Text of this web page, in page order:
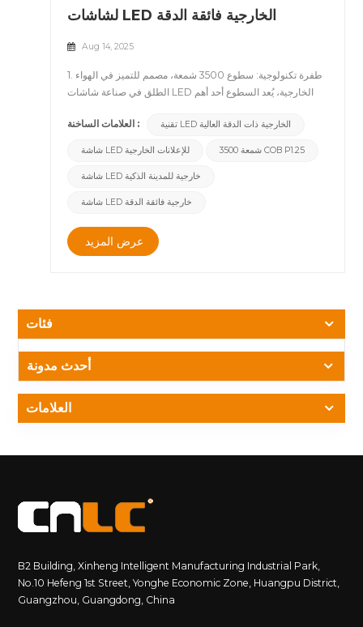
لشاشات LED الخارجية فائقة الدقة
Aug 14, 2025
1. طفرة تكنولوجية: سطوع 3500 شمعة، مصمم للتميز في الهواء
الطلق في صناعة شاشات LED الخارجية، يُعد السطوع أحد أهم
السوق 2000&ndash;3000 شمعة للاستخدام الخارجي -
دائمًا كافيًا للحفاظ على الوضوح الشديد تحت الإضاءة الشديدة.
أحدث أخبار CNLC وحدة COB P1.25 عالية السطوعبفضل تقنيات
ذلك 3500 شمعة السطوع وحصل على شهادات الأداء الخارجية
الصارمة. وتضمن هذه القفزة الكبيرة رؤية استثنائية حتى تحت أشعة
الشمس القوية في منتصف النهار، مع الحفاظ على الألوان الزاهية
الخارجية إمكانية القراءة طوال اليوم يضمن السطوع العالي مع
متأخر من المساء. الحماية الشاملة للبيئات القاسية إن التغليف
المتكامل بالكامل لـ COB يزيل حبات المصباح المكشوفة، مما
يحسن بشكل كبير من الأداء المقاوم للغبار والماء والصدمات - وهو
مثالي للمواقع الخارجية الرطبة والمليئة بالغبار والتي تتعرض
وهي مثالية للمشاهدة عن قرب والإعلانات عالية الدقة. عمر أطول
وصيانة أقل توفر التغليف القوي حماية للرقائق من الأكسدة
والكهرباء الساكنة والتلف الميكانيكي، بينما تضمن الإدارة الحرارية
السطوع، مما يقلل من تكاليف الصيانة والتشغيل. 3. اتجاه البحث
والتطوير في CNLC المرتكز على الأنشطة الخارجية دفع حدود
السطوع استمر في تطوير سطوع COB مع الحفاظ على الكفاءة
العلامات الساخنة : تقنية LED الخارجية ذات الدقة العالية
شاشة LED للإعلانات الخارجية 3500 شمعة COB P1.25
شاشة LED خارجية للمدينة الذكية
شاشة LED خارجية فائقة الدقة
عرض المزيد
فئات
أحدث مدونة
العلامات
B2 Building, Xinheng Intelligent Manufacturing Industrial Park,
No.10 Hefeng 1st Street, Yonghe Economic Zone, Huangpu District,
Guangzhou, Guangdong, China